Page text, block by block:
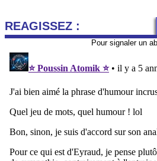
REAGISSEZ :
Pour signaler un